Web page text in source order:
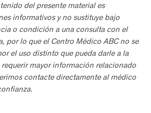
del presente material es
informativos y no sustituye bajo
o condición a una consulta con el
por lo que el Centro Médico ABC no se
el uso distinto que pueda darle a la
mayor información relacionado
contacte directamente al médico